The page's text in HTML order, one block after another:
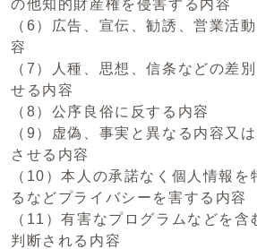
の他知的財産権を侵害する内容
（6）広告、宣伝、勧誘、営業活
容
（7）人種、思想、信条などの差
せる内容
（8）公序良俗に反する内容
（9）虚偽、事実と異なる内容又
させる内容
（10）本人の承諾なく個人情報を
るなどプライバシーを害する内容
（11）有害なプログラムなどを含
判断される内容